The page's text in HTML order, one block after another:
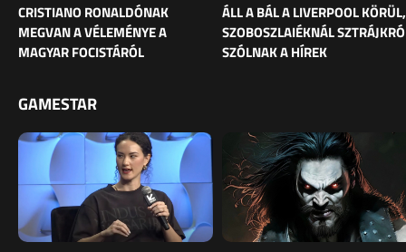
CRISTIANO RONALDÓNAK
MEGVAN A VÉLEMÉNYE A
MAGYAR FOCISTÁRÓL
ÁLL A BÁL A LIVERPOOL KÖRÜL,
SZOBOSZLAIÉKNÁL
SZÓLNAK A HÍREK
GAMESTAR